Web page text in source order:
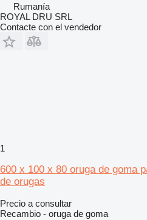
Rumanía
ROYAL DRU SRL
Contacte con el vendedor
1
600 x 100 x 80 oruga de goma
de orugas
Precio a consultar
Recambio - oruga de goma